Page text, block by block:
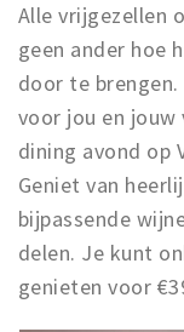
Alle vrijgezellen
geen ander hoe
door te
voor jou en jouw
dining avond op
Geniet van
bijpassende
delen. Je kunt
genieten voor